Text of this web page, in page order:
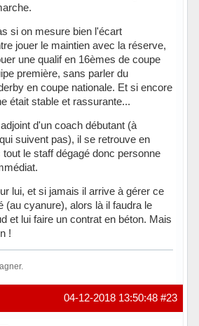
si on mesure bien l'écart
jouer le maintien avec la réserve,
une qualif en 16èmes de coupe
première, sans parler du
en coupe nationale. Et si encore
était stable et rassurante...
d'un coach débutant (à
suivent pas), il se retrouve en
le staff dégagé donc personne
lui, et si jamais il arrive à gérer ce
(au cyanure), alors là il faudra le
et lui faire un contrat en béton. Mais
!
#23
04-12-2018 13:50:48